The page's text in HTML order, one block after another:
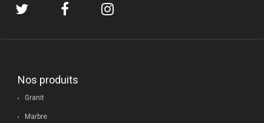
Nos produits
Granit
Marbre